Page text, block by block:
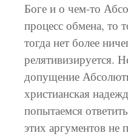
Боге и о чем-то
процесс обмена, то
тогда нет более
релятивизируется.
допущение
христианская
попытаемся
этих аргументов не